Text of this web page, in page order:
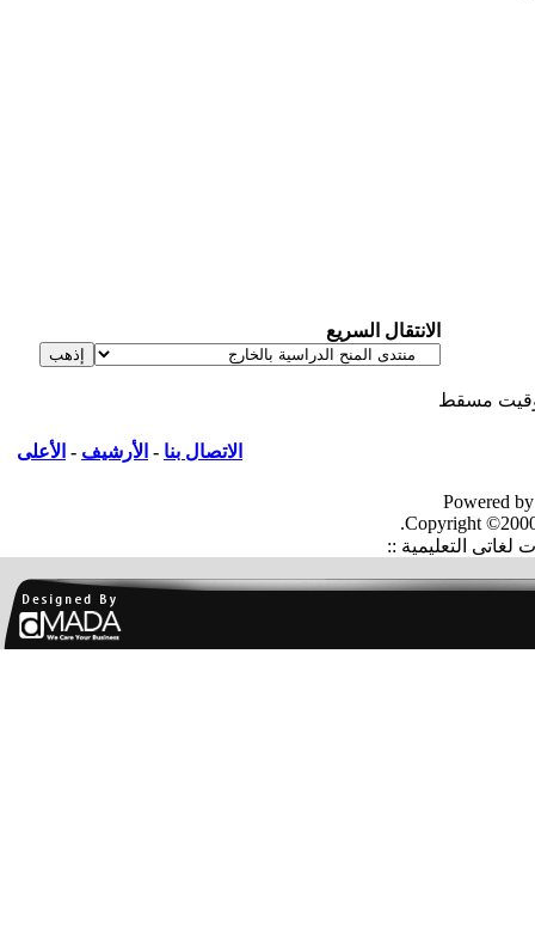
الانتقال السريع
مسقط
الاتصال بنا-الأرشيف-الأعلى
Powered
Copyright
التعليمية ::